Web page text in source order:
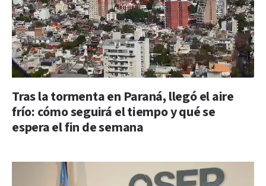
Tras la tormenta en Paraná, llegó el aire
frío: cómo seguirá el tiempo y qué se
espera el fin de semana